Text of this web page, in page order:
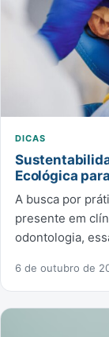
DICAS
Ecológica
A busca por
presente em
odontologia,
6 de outubro de